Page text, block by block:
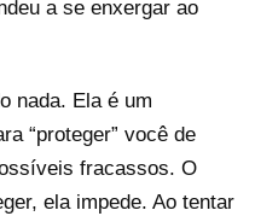
a se enxergar ao
nada. Ela é um
“proteger” você de
fracassos. O
ela impede. Ao tentar